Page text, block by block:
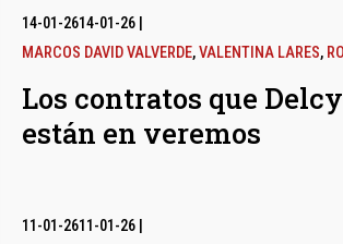
14-01-2614-01-26
MARCOS DAVID VALVERDE,VALENTINA LARES,
Los contratos que
están en veremos
11-01-2611-01-26